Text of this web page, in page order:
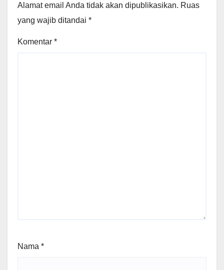
Alamat email Anda tidak akan dipublikasikan. Ruas
yang wajib ditandai *
Komentar *
Nama *